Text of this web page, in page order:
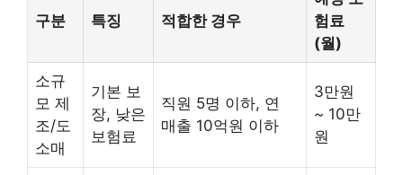
구분 특징 적합한 경우
험료
(월)
소규
모 제
조/도
소매
기본 보
장, 낮은
보험료
직원 5명 이하, 연
매출 10억원 이하
3만원
~ 10만
원